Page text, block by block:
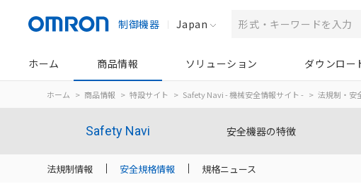
制御機器 Japan
ホーム 商品情報 ソリューション ダウンロー
ホーム 商品情報 特設サイト Safety Navi - 機械安全情報サイト - 法規制・安
Safety Navi 安全機器の特徴
法規制情報 安全規格情報 規格ニュース